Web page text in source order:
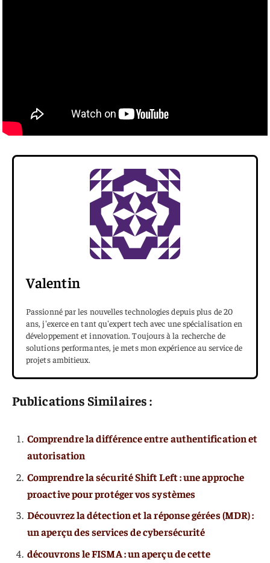
Valentin
Passionné par les nouvelles technologies depuis plus de 20
ans, j'exerce en tant qu'expert tech avec une spécialisation en
développement et innovation. Toujours à la recherche de
solutions performantes, je mets mon expérience au service de
projets ambitieux.
Publications Similaires :
Comprendre la différence entre authentification et
autorisation
Comprendre la sécurité Shift Left : une approche
proactive pour protéger vos systèmes
Découvrez la détection et la réponse gérées (MDR) :
un aperçu des services de cybersécurité
découvrons le FISMA : un aperçu de cette